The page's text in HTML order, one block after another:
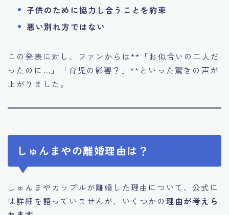
子供のために協力し合うことを約束
悪い別れ方ではない
この発表に対し、ファンからは**「お似合いの二人だ
ったのに…」「育児の影響？」**といった驚きの声が
上がりました。
しゅんまやの離婚理由は？
しゅんまやカップルが離婚した理由について、公式に
は詳細を語っていませんが、いくつかの 理由が考えら